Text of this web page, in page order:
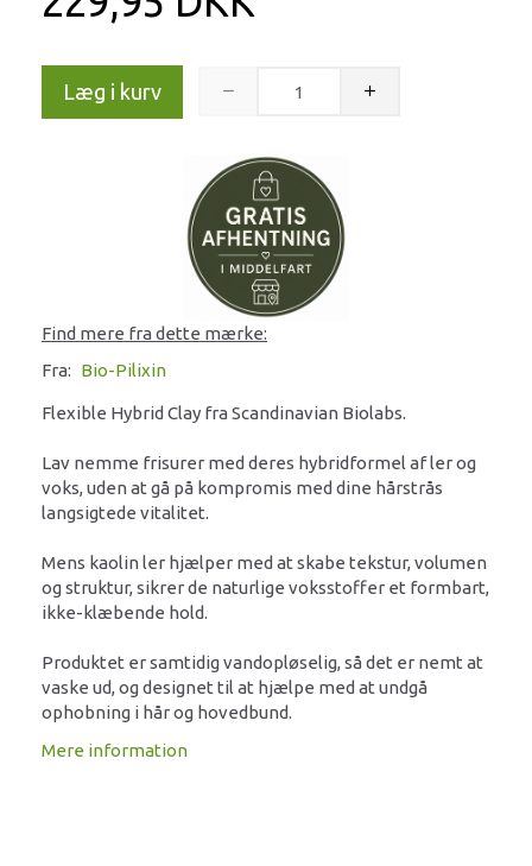
Læg i kurv
Find mere fra dette mærke:
Fra: Bio-Pilixin
Flexible Hybrid Clay fra Scandinavian Biolabs.
Lav nemme frisurer med deres hybridformel af ler og
voks, uden at gå på kompromis med dine hårstrås
langsigtede vitalitet.
Mens kaolin ler hjælper med at skabe tekstur, volumen
og struktur, sikrer de naturlige voksstoffer et formbart,
ikke-klæbende hold.
Produktet er samtidig vandopløselig, så det er nemt at
vaske ud, og designet til at hjælpe med at undgå
ophobning i hår og hovedbund.
Mere information